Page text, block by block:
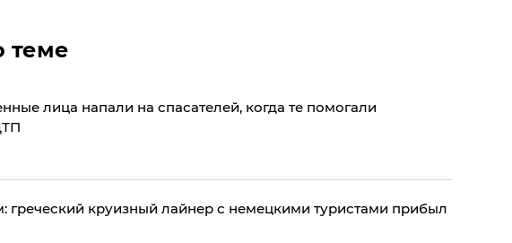
теме
лица напали на спасателей, когда те помогали
греческий круизный лайнер с немецкими туристами прибыл